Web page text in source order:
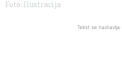
Foto: Ilustracija
Tekst se nastavlja